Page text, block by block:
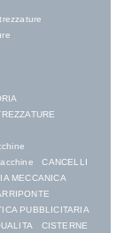
CANCELLI
MECCANICA
PUBBLICITARIA
CISTERNE